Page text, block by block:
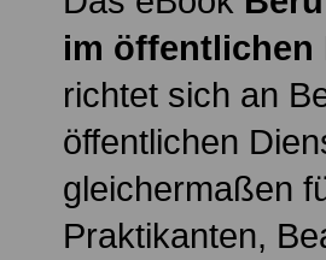
im öffentlichen
richtet sich an
öffentlichen
gleichermaßen
Praktikanten,